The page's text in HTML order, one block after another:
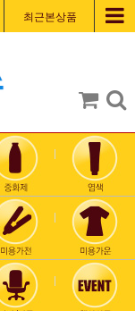
최근본상품